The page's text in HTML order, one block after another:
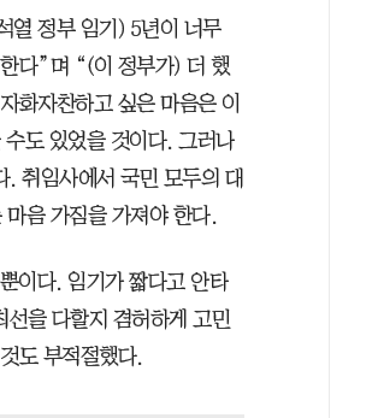
열 정부 임기) 5년이 너무
다”며 “(이 정부가) 더 했
화자찬하고 싶은 마음은 이
도 있었을 것이다. 그러나
. 취임사에서 국민 모두의 대
음 가짐을 가져야 한다.
이다. 임기가 짧다고 안타
을 다할지 겸허하게 고민
도 부적절했다.